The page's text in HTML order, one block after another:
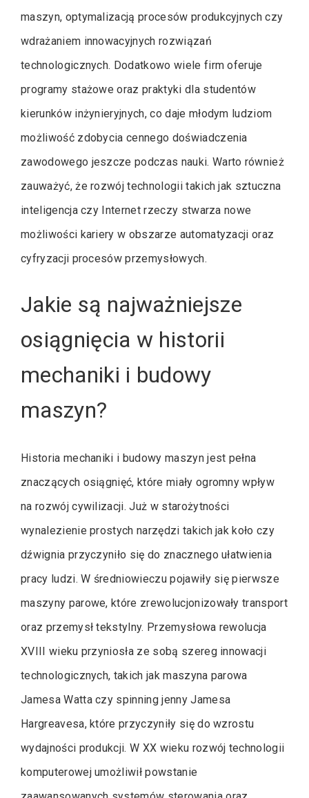
maszyn, optymalizacją procesów produkcyjnych czy
wdrażaniem innowacyjnych rozwiązań
technologicznych. Dodatkowo wiele firm oferuje
programy stażowe oraz praktyki dla studentów
kierunków inżynieryjnych, co daje młodym ludziom
możliwość zdobycia cennego doświadczenia
zawodowego jeszcze podczas nauki. Warto również
zauważyć, że rozwój technologii takich jak sztuczna
inteligencja czy Internet rzeczy stwarza nowe
możliwości kariery w obszarze automatyzacji oraz
cyfryzacji procesów przemysłowych.
Jakie są najważniejsze
osiągnięcia w historii
mechaniki i budowy
maszyn?
Historia mechaniki i budowy maszyn jest pełna
znaczących osiągnięć, które miały ogromny wpływ
na rozwój cywilizacji. Już w starożytności
wynalezienie prostych narzędzi takich jak koło czy
dźwignia przyczyniło się do znacznego ułatwienia
pracy ludzi. W średniowieczu pojawiły się pierwsze
maszyny parowe, które zrewolucjonizowały transport
oraz przemysł tekstylny. Przemysłowa rewolucja
XVIII wieku przyniosła ze sobą szereg innowacji
technologicznych, takich jak maszyna parowa
Jamesa Watta czy spinning jenny Jamesa
Hargreavesa, które przyczyniły się do wzrostu
wydajności produkcji. W XX wieku rozwój technologii
komputerowej umożliwił powstanie